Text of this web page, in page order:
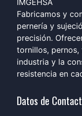
IMGEHSA
Fabricamos y
pernería y
precisión.
tornillos,
industria y la
resistencia en
Datos de